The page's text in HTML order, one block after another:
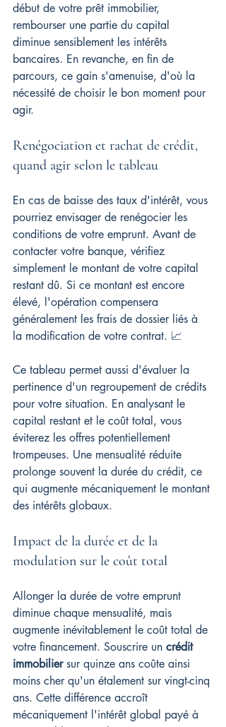
début de votre prêt immobilier,
rembourser une partie du capital
diminue sensiblement les intérêts
bancaires. En revanche, en fin de
parcours, ce gain s'amenuise, d'où la
nécessité de choisir le bon moment pour
agir.
Renégociation et rachat de crédit,
quand agir selon le tableau
En cas de baisse des taux d'intérêt, vous
pourriez envisager de renégocier les
conditions de votre emprunt. Avant de
contacter votre banque, vérifiez
simplement le montant de votre capital
restant dû. Si ce montant est encore
élevé, l'opération compensera
généralement les frais de dossier liés à
la modification de votre contrat. 📈
Ce tableau permet aussi d'évaluer la
pertinence d'un regroupement de crédits
pour votre situation. En analysant le
capital restant et le coût total, vous
éviterez les offres potentiellement
trompeuses. Une mensualité réduite
prolonge souvent la durée du crédit, ce
qui augmente mécaniquement le montant
des intérêts globaux.
Impact de la durée et de la
modulation sur le coût total
Allonger la durée de votre emprunt
diminue chaque mensualité, mais
augmente inévitablement le coût total de
votre financement. Souscrire un crédit
immobilier sur quinze ans coûte ainsi
moins cher qu'un étalement sur vingt-cinq
ans. Cette différence accroît
mécaniquement l'intérêt global payé à